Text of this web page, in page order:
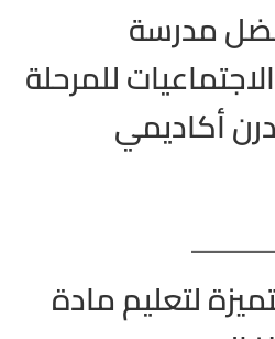
مدرسة
للمرحلة
أكاديمي
لتعليم مادة